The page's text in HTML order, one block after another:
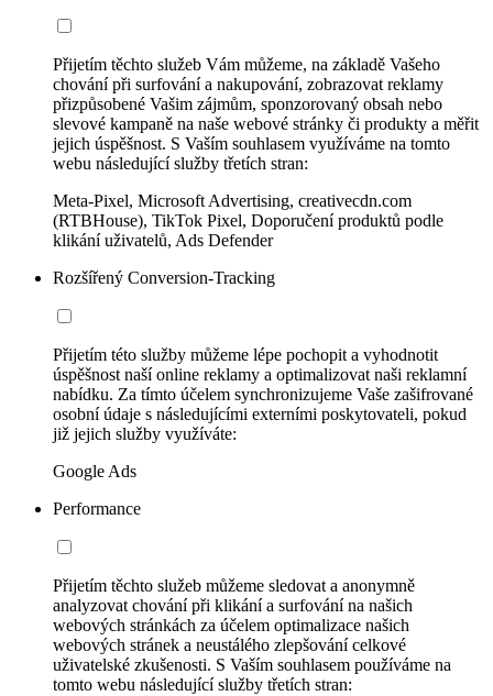
Přijetím těchto služeb Vám můžeme, na základě Vašeho
chování při surfování a nakupování, zobrazovat reklamy
přizpůsobené Vašim zájmům, sponzorovaný obsah nebo
slevové kampaně na naše webové stránky či produkty a měřit
jejich úspěšnost. S Vaším souhlasem využíváme na tomto
webu následující služby třetích stran:
Meta-Pixel, Microsoft Advertising, creativecdn.com
(RTBHouse), TikTok Pixel, Doporučení produktů podle
klikání uživatelů, Ads Defender
Rozšířený Conversion-Tracking
Přijetím této služby můžeme lépe pochopit a vyhodnotit
úspěšnost naší online reklamy a optimalizovat naši reklamní
nabídku. Za tímto účelem synchronizujeme Vaše zašifrované
osobní údaje s následujícími externími poskytovateli, pokud
již jejich služby využíváte:
Google Ads
Performance
Přijetím těchto služeb můžeme sledovat a anonymně
analyzovat chování při klikání a surfování na našich
webových stránkách za účelem optimalizace našich
webových stránek a neustálého zlepšování celkové
uživatelské zkušenosti. S Vaším souhlasem používáme na
tomto webu následující služby třetích stran: